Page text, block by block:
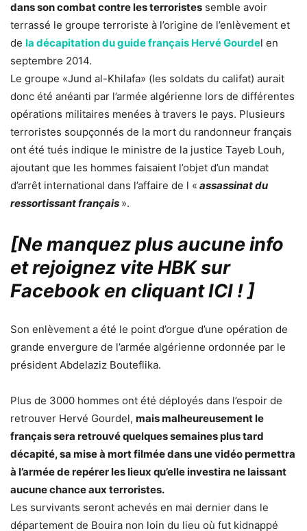
dans son combat contre les terroristes semble avoir
terrassé le groupe terroriste à l’origine de l’enlèvement et
de la décapitation du guide français Hervé Gourdel en
septembre 2014.
Le groupe «Jund al-Khilafa» (les soldats du califat) aurait
donc été anéanti par l’armée algérienne lors de différentes
opérations militaires menées à travers le pays. Plusieurs
terroristes soupçonnés de la mort du randonneur français
ont été tués indique le ministre de la justice Tayeb Louh,
ajoutant que les hommes faisaient l’objet d’un mandat
d’arrêt international dans l’affaire de l « assassinat du
ressortissant français ».
[Ne manquez plus aucune info
et rejoignez vite HBK sur
Facebook en cliquant ICI !]
Son enlèvement a été le point d’orgue d’une opération de
grande envergure de l’armée algérienne ordonnée par le
président Abdelaziz Bouteflika.
Plus de 3000 hommes ont été déployés dans l’espoir de
retrouver Hervé Gourdel, mais malheureusement le
français sera retrouvé quelques semaines plus tard
décapité, sa mise à mort filmée dans une vidéo permettra
à l’armée de repérer les lieux qu’elle investira ne laissant
aucune chance aux terroristes.
Les survivants seront achevés en mai dernier dans le
département de Bouira non loin du lieu où fut kidnappé